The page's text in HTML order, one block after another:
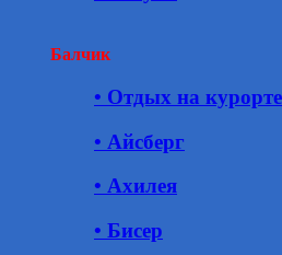
Балчик
• Отдых на
• Айсберг
• Ахилея
• Бисер